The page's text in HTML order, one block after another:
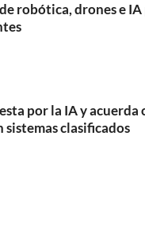
robótica, drones e IA
por la IA y acuerda
sistemas clasificados